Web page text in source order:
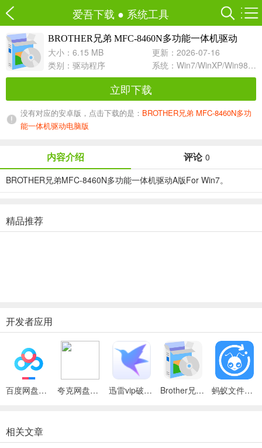
爱吾下载 ● 系统工具
BROTHER兄弟 MFC-8460N多功能一体机驱动
A For Win7
大小：6.15 MB
更新：2026-07-16
类别： 驱动程序 系统：Win7/WinXP/Win98/Win8/Win10兼容软件
立即下载
没有对应的安卓版，点击下载的是： BROTHER兄弟 MFC-8460N多功
能一体机驱动电脑版
内容介绍 评论 0
BROTHER兄弟MFC-8460N多功能一体机驱动A版For Win7。
精品推荐
开发者应用
百度网盘绿色免安装Pc电脑版 夸克网盘官方正式版 迅雷vip破解版永久会员2024版 Brother兄弟 MFC-8480DN多功能一体机ISIS驱动 蚂蚁文件（数据恢复大师）
相关文章